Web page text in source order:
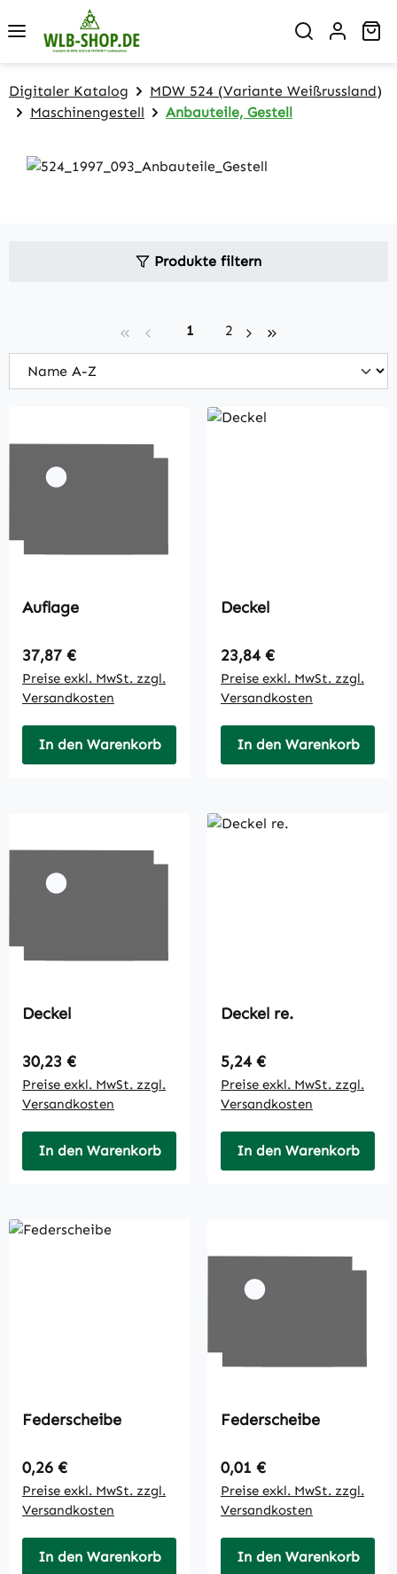
Zum Hauptinhalt springen
Digitaler Katalog
MDW 524 (Variante Weißrussland)
Maschinengestell
Anbauteile, Gestell
Produkte filtern
Seite
1 Seite
2
Auflage
Regulärer Preis:
37,87 €
Preise exkl. MwSt. zzgl.
Versandkosten
In den Warenkorb
Deckel
Regulärer Preis:
23,84 €
Preise exkl. MwSt. zzgl.
Versandkosten
In den Warenkorb
Deckel
Regulärer Preis:
30,23 €
Preise exkl. MwSt. zzgl.
Versandkosten
In den Warenkorb
Deckel re.
Regulärer Preis:
5,24 €
Preise exkl. MwSt. zzgl.
Versandkosten
In den Warenkorb
Federscheibe
Regulärer Preis:
0,26 €
Preise exkl. MwSt. zzgl.
Versandkosten
In den Warenkorb
Federscheibe
Regulärer Preis:
0,01 €
Preise exkl. MwSt. zzgl.
Versandkosten
In den Warenkorb